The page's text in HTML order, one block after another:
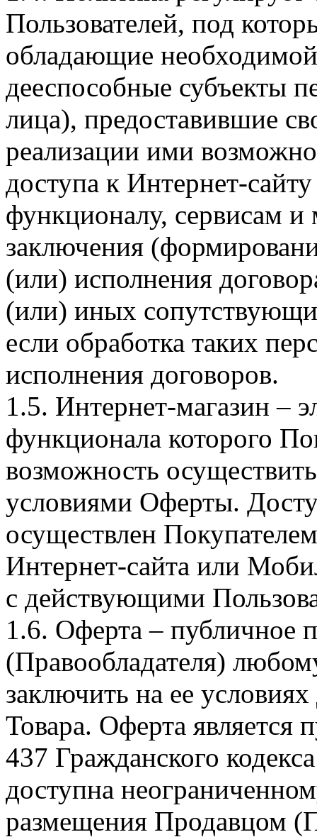
Пользователей, под
обладающие
дееспособные субъекты
лица), предоставившие
реализации ими
доступа к Интернет-
функционалу, сервисам и
заключения
(или) исполнения
(или) иных
если обработка таких
исполнения договоров.
1.5. Интернет-магазин –
функционала которого
возможность
условиями Оферты.
осуществлен
Интернет-сайта или
с действующими
1.6. Оферта – публичное
(Правообладателя)
заключить на ее
Товара. Оферта является
437 Гражданского
доступна
размещения Продавцом